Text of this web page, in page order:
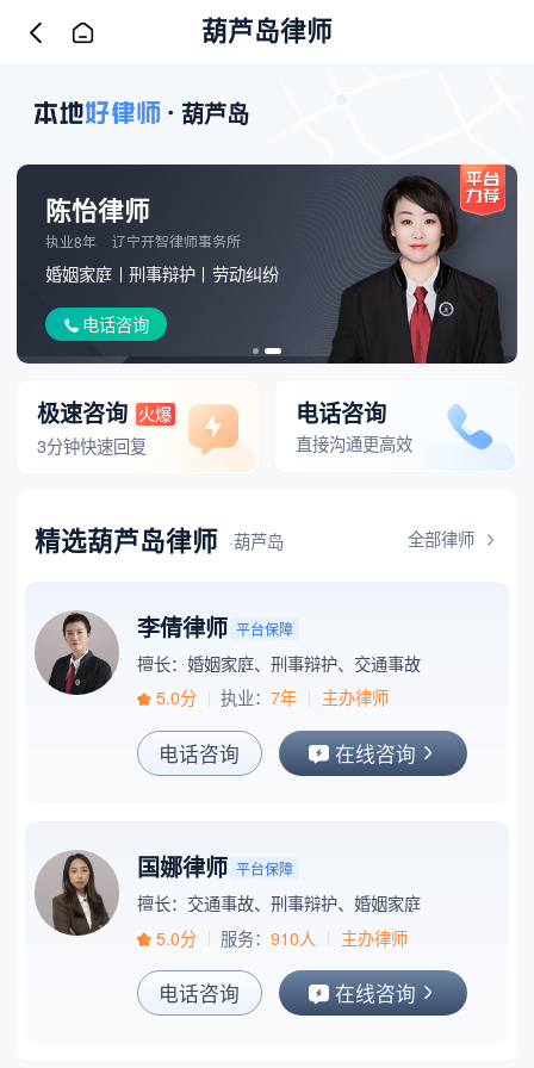
葫芦岛律师
葫芦岛
陈怡律师
执业8年 辽宁开智律师事务所
婚姻家庭 刑事辩护 劳动纠纷
电话咨询
极速咨询 火爆
3分钟快速回复
电话咨询
直接沟通更高效
全部律师
精选葫芦岛律师 ·葫芦岛
李倩律师 平台保障
擅长：婚姻家庭、刑事辩护、交通事故
5.0分
执业：7年 主办律师
电话咨询 在线咨询
国娜律师 平台保障
擅长：交通事故、刑事辩护、婚姻家庭
5.0分
服务：910人 主办律师
电话咨询 在线咨询